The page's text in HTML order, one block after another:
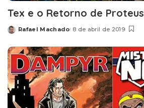
Tex e o Retorno de Proteus
Posted
Rafael Machado 8 de abril de 2019